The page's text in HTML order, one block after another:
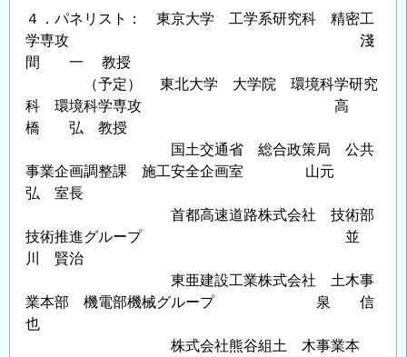
大
震
災
別
自
治
の
４．パネリスト： 東京大学 工学系研究科 精密工
学専攻 淺
間 一 教授
（予定） 東北大学 大学院 環境科学研究
科 環境科学専攻 高
橋 弘 教授
国土交通省 総合政策局 公共
事業企画調整課 施工安全企画室 山元
弘 室長
首都高速道路株式会社 技術部
技術推進グループ 並
川 賢治
東亜建設工業株式会社 土木事
業本部 機電部機械グループ 泉 信
也
株式会社熊谷組土 木事業本